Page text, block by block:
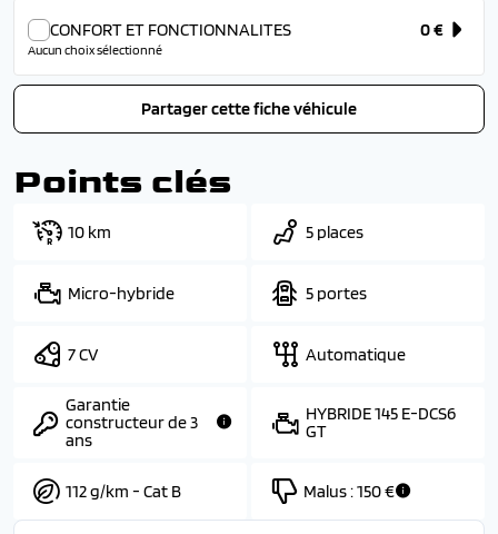
CONFORT ET FONCTIONNALITES 0 €
Aucun choix sélectionné
Partager cette fiche véhicule
Points clés
10 km 5 places
Micro-hybride 5 portes
7 CV Automatique
Garantie
constructeur de 3
ans
HYBRIDE 145 E-DCS6
GT
112 g/km - Cat B Malus :150 €